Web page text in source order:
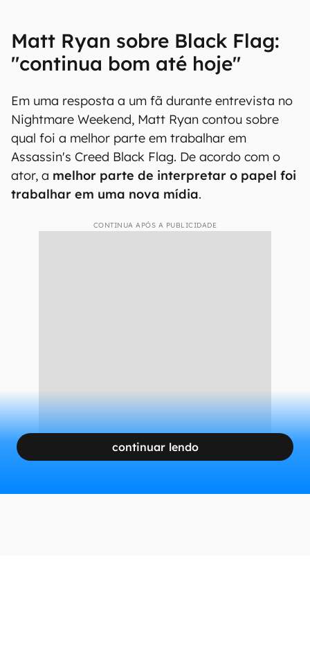
Matt Ryan sobre Black Flag:
"continua bom até hoje"
Em uma resposta a um fã durante entrevista no
Nightmare Weekend, Matt Ryan contou sobre
qual foi a melhor parte em trabalhar em
Assassin's Creed Black Flag. De acordo com o
ator, a melhor parte de interpretar o papel foi
trabalhar em uma nova mídia.
CONTINUA APÓS A PUBLICIDADE
continuar lendo